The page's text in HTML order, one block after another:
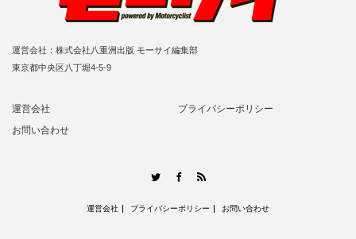
運営会社：株式会社八重洲出版 モーサイ編集部
東京都中央区八丁堀4-5-9
運営会社
プライバシーポリシー
お問い合わせ
TwitterFacebook
運営会社 プライバシーポリシー お問い合わせ